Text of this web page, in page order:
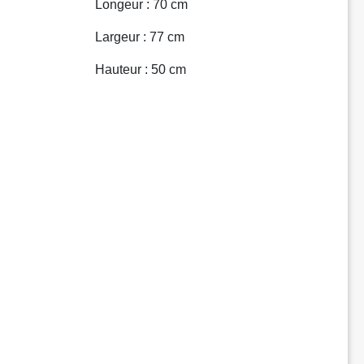
Longeur : 70 cm
Largeur : 77 cm
Hauteur : 50 cm